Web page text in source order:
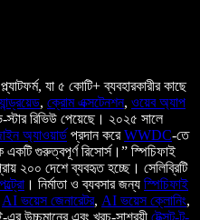
প্ল্যাটফর্ম, যা ৫ কোটি+ ব্যবহারকারীর কাছে
, ক্রোম এক্সটেনশন, ওয়েব অ্যাপ
রিভিউ পেয়েছে। ২০২৫ সালে
অ্যাওয়ার্ড প্রদান করেWWDC-তে
গুরুত্বপূর্ণ রিসোর্স।” স্পিচিফাই
২০০ দেশে ব্যবহৃত হচ্ছে। সেলিব্রিটি
। নির্মাতা ও ব্যবসার জন্য স্পিচিফাই
AI ভয়েস জেনারেটর, AI ভয়েস ক্লোনিং,
এর উচ্চমানের এবং খরচ-সাশ্রয়ী টেক্সট-টু-